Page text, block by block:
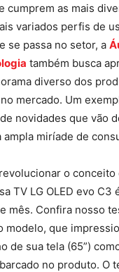
cumprem as mais
variados perfis de
se passa no setor, a
também busca
diverso dos
mercado. Um
novidades que vão
ampla miríade de
o conceito
TV LG OLED evo C3
mês. Confira nosso
modelo, que
de sua tela (65”)
no produto. O